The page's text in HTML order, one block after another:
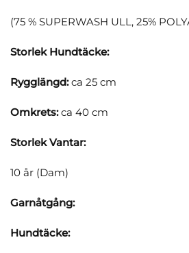
(75 % SUPERWASH ULL, 25%
Storlek Hundtäcke:
Rygglängd:ca 25 cm
Omkrets:ca 40 cm
Storlek Vantar:
10 år (Dam)
Garnåtgång:
Hundtäcke: